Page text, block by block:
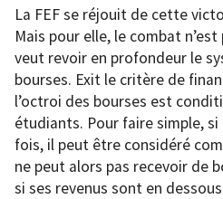
La FEF se réjouit de cette
Mais pour elle, le combat
veut revoir en profondeur le
bourses. Exit le critère de
l’octroi des bourses est
étudiants. Pour faire simple,
fois, il peut être considéré
ne peut alors pas recevoir de
si ses revenus sont en